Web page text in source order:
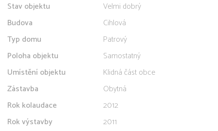
Stav objektu
Velmi dobrý
Budova
Cihlová
Typ domu
Patrový
Poloha objektu
Samostatný
Umístění objektu
Klidná část obce
Zástavba
Obytná
Rok kolaudace
2012
Rok výstavby
2011